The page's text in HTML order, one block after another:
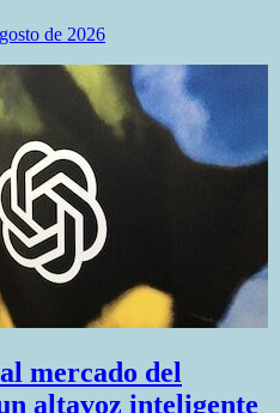
de 2026
mercado del
altavoz inteligente